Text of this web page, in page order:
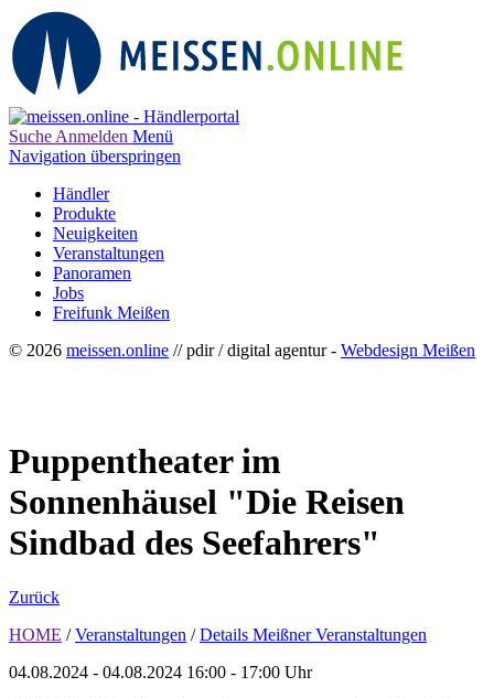
Suche Anmelden Menü
Navigation überspringen
Händler
Produkte
Neuigkeiten
Veranstaltungen
Panoramen
Jobs
Freifunk Meißen
© 2026 meissen.online // pdir / digital agentur - Webdesign Meißen
Puppentheater im
Sonnenhäusel "Die Reisen
Sindbad des Seefahrers"
Zurück
HOME / Veranstaltungen / Details Meißner Veranstaltungen
04.08.2024 - 04.08.2024 16:00 - 17:00 Uhr